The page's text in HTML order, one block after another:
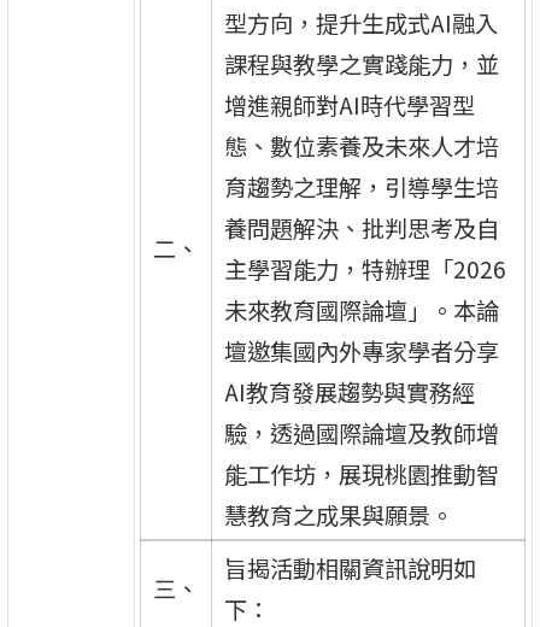
二、
型方向，提升生成式AI融入
課程與教學之實踐能力，並
增進親師對AI時代學習型
態、數位素養及未來人才培
育趨勢之理解，引導學生培
養問題解決、批判思考及自
主學習能力，特辦理「2026
未來教育國際論壇」。本論
壇邀集國內外專家學者分享
AI教育發展趨勢與實務經
驗，透過國際論壇及教師增
能工作坊，展現桃園推動智
慧教育之成果與願景。
三、
旨揭活動相關資訊說明如
下：